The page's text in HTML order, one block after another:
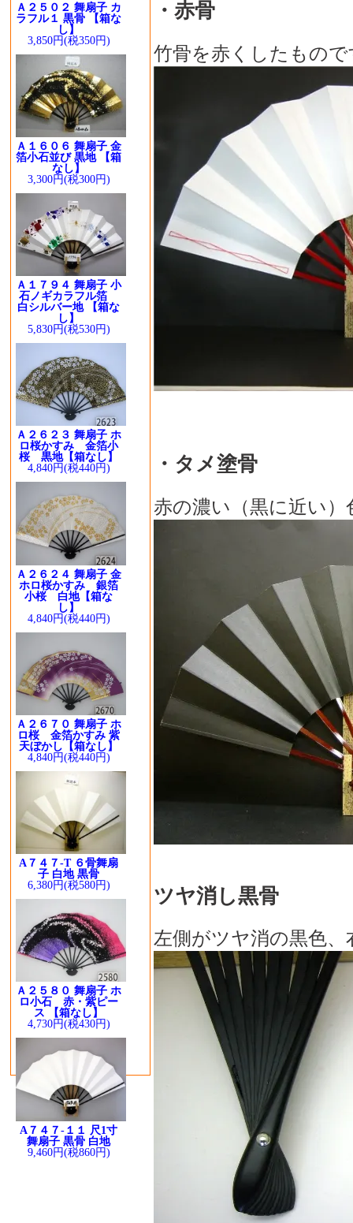
Ａ２５０２ 舞扇子 カ
ラフル１ 黒骨 【箱な
し】
3,850円(税350円)
Ａ１６０６ 舞扇子 金
箔小石並び 黒地 【箱
なし】
3,300円(税300円)
Ａ１７９４ 舞扇子 小
石ノギカラフル箔
白シルバー地 【箱な
し】
5,830円(税530円)
Ａ２６２３ 舞扇子 ホ
ロ桜かすみ 金箔小
桜 黒地【箱なし】
4,840円(税440円)
Ａ２６２４ 舞扇子 金
ホロ桜かすみ 銀箔
小桜 白地【箱な
し】
4,840円(税440円)
Ａ２６７０ 舞扇子 ホ
ロ桜 金箔かすみ 紫
天ぼかし【箱なし】
4,840円(税440円)
A７４７-T ６骨舞扇
子 白地 黒骨
6,380円(税580円)
Ａ２５８０ 舞扇子 ホ
ロ小石 赤・紫ピー
ス 【箱なし】
4,730円(税430円)
A７４７-１１ 尺1寸
舞扇子 黒骨 白地
9,460円(税860円)
・赤骨
竹骨を赤くしたもので
・タメ塗骨
赤の濃い（黒に近い）
ツヤ消し黒骨
左側がツヤ消の黒色